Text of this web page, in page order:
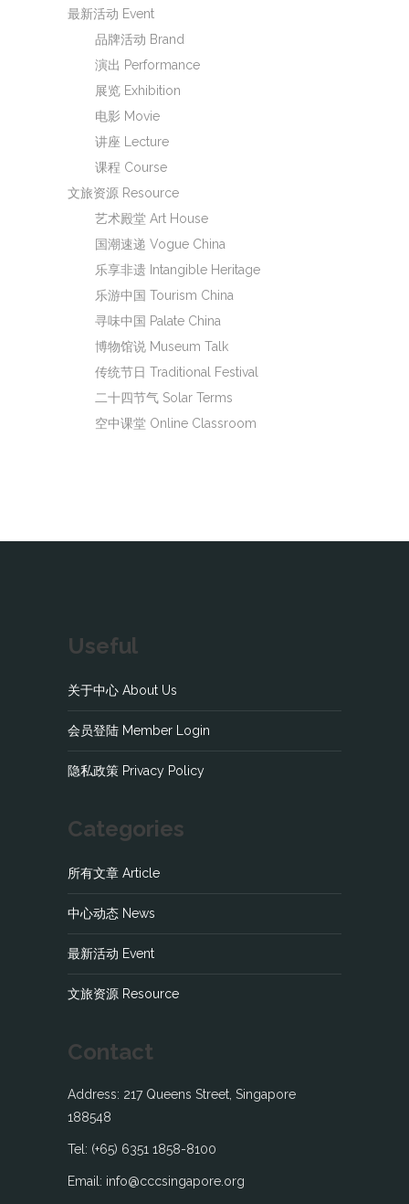
最新活动 Event
品牌活动 Brand
演出 Performance
展览 Exhibition
电影 Movie
讲座 Lecture
课程 Course
文旅资源 Resource
艺术殿堂 Art House
国潮速递 Vogue China
乐享非遗 Intangible Heritage
乐游中国 Tourism China
寻味中国 Palate China
博物馆说 Museum Talk
传统节日 Traditional Festival
二十四节气 Solar Terms
空中课堂 Online Classroom
Useful
关于中心 About Us
会员登陆 Member Login
隐私政策 Privacy Policy
Categories
所有文章 Article
中心动态 News
最新活动 Event
文旅资源 Resource
Contact
Address: 217 Queens Street, Singapore
188548
Tel: (+65) 6351 1858-8100
Email: info@cccsingapore.org